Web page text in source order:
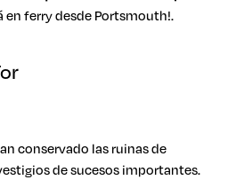
en ferry desde Portsmouth!.
conservado las ruinas de
de sucesos importantes.